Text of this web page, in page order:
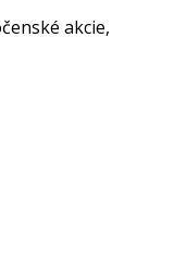
akcie,